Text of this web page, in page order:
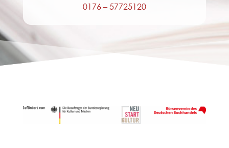
0176 – 57725120